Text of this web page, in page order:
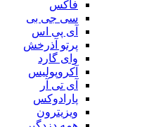
فاکس
سی جی بی
آی پی اس
پرتو آذرخش
وای گارد
آکروپولیس
آی تی آر
پارادوکس
ویزیترون